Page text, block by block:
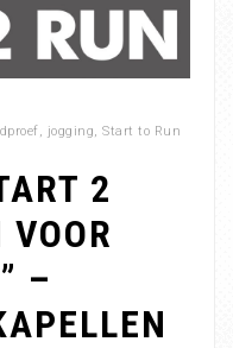
, jogging, Start to Run
2
–